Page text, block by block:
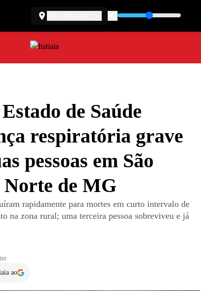
de Saúde
respiratória grave
pessoas em São
de MG
rapidamente para mortes em curto intervalo de
na zona rural; uma terceira pessoa sobreviveu e já
ao